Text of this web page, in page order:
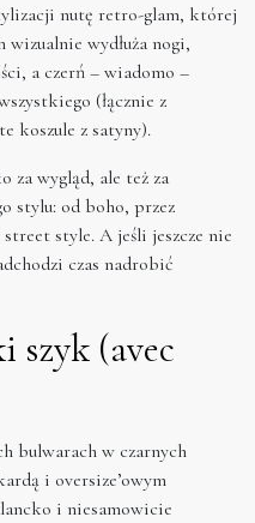
nutę retro-glam, której
wydłuża nogi,
a czerń – wiadomo –
(łącznie z
koszule z satyny).
za wygląd, ale też za
stylu: od boho, przez
style. A jeśli jeszcze nie
czas nadrobić
szyk (avec
bulwarach w czarnych
i oversize’owym
i niesamowicie